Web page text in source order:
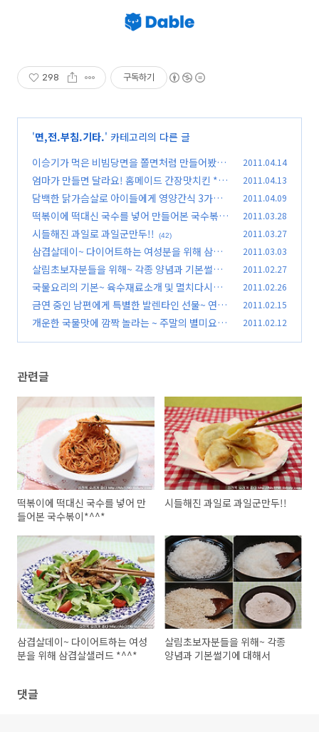
298 구독하기
'면,전.부침.기타.' 카테고리의 다른 글
이승기가 먹은 비빔당면을 쫄면처럼 만들어봤어
요!! (83)
2011.04.14
엄마가 만들면 달라요! 홈메이드 간장맛치킨 *^^
*
(100)
2011.04.13
담백한 닭가슴살로 아이들에게 영양간식 3가지 *
^^* (58)
2011.04.09
떡볶이에 떡대신 국수를 넣어 만들어본 국수볶이
*^^* (67)
2011.03.28
시들해진 과일로 과일군만두!! (42) 2011.03.27
삼겹살데이~ 다이어트하는 여성분을 위해 삼겹
살샐러드 *^^* (85)
2011.03.03
살림초보자분들을 위해~ 각종 양념과 기본썰기
에 대해서
(63)
2011.02.27
국물요리의 기본~ 육수재료소개 및 멸치다시마
육수 끓이는 법
(49)
2011.02.26
금연 중인 남편에게 특별한 발렌타인 선물~ 연근
파래전 *^^* (104)
2011.02.15
개운한 국물맛에 깜짝 놀라는 ~ 주말의 별미요리
2011.02.12
관련글
떡볶이에 떡대신 국수를 넣어 만
들어본 국수볶이*^^*
시들해진 과일로 과일군만두!!
삼겹살데이~ 다이어트하는 여성
분을 위해 삼겹살샐러드 *^^*
살림초보자분들을 위해~ 각종
양념과 기본썰기에 대해서
댓글